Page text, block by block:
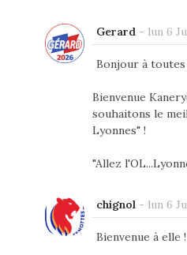
Gerard- lun 6
Bonjour à
Bienvenue
souhaitons le
Lyonnes" !
"Allez
chignol- lun 6
Bienvenue à elle !